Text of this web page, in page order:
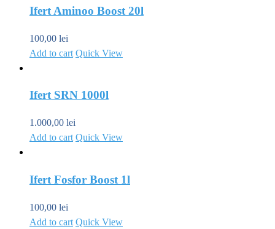
Ifert Aminoo Boost 20l
100,00 lei
Add to cart Quick View
Ifert SRN 1000l
1.000,00 lei
Add to cart Quick View
Ifert Fosfor Boost 1l
100,00 lei
Add to cart Quick View